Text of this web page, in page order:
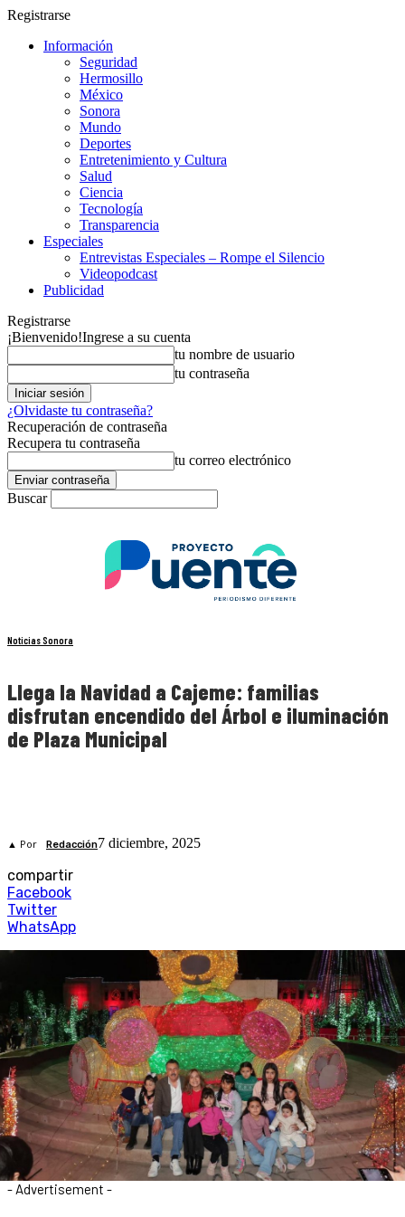
Registrarse
Información
Seguridad
Hermosillo
México
Sonora
Mundo
Deportes
Entretenimiento y Cultura
Salud
Ciencia
Tecnología
Transparencia
Especiales
Entrevistas Especiales – Rompe el Silencio
Videopodcast
Publicidad
Registrarse
¡Bienvenido!Ingrese a su cuenta
tu nombre de usuario
tu contraseña
¿Olvidaste tu contraseña?
Recuperación de contraseña
Recupera tu contraseña
tu correo electrónico
Buscar
Noticias Sonora
Llega la Navidad a Cajeme: familias
disfrutan encendido del Árbol e iluminación
de Plaza Municipal
▲ Por Redacción7 diciembre, 2025
compartir
Facebook
Twitter
WhatsApp
- Advertisement -